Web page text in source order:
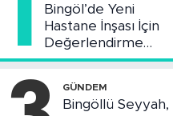
Bingöl’de Yeni
Hastane İnşası İçin
Değerlendirme
Toplantısı Yapıldı
GÜNDEM
Bingöllü Seyyah,